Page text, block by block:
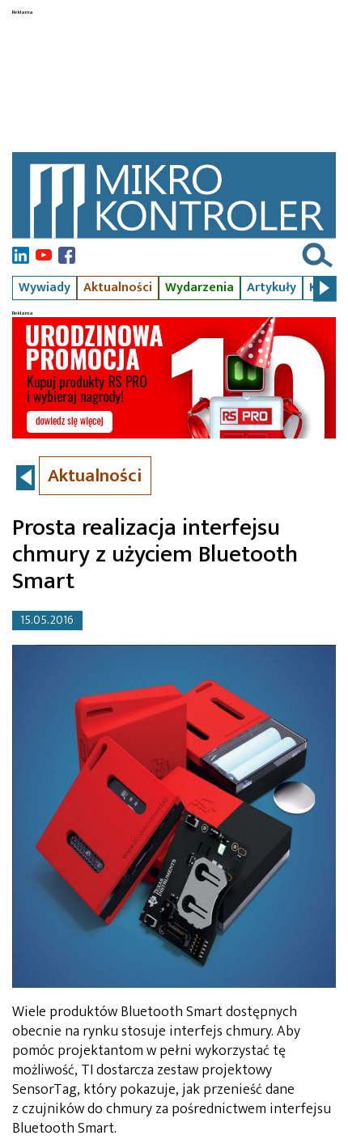
Wywiady Aktualności Wydarzenia Artykuły Kursy
Aktualności
Prosta realizacja interfejsu
chmury z użyciem Bluetooth
Smart
15.05.2016
Wiele produktów Bluetooth Smart dostępnych
obecnie na rynku stosuje interfejs chmury. Aby
pomóc projektantom w pełni wykorzystać tę
możliwość, TI dostarcza zestaw projektowy
SensorTag, który pokazuje, jak przenieść dane
z czujników do chmury za pośrednictwem interfejsu
Bluetooth Smart.